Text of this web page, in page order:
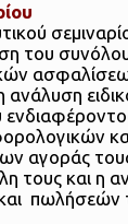
του
ανάλυση
αγοράς
τους και η
πωλήσεών